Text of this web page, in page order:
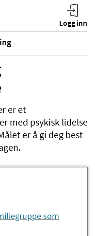
er et
med psykisk lidelse
er å gi deg best
som